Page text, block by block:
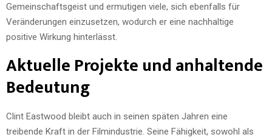
Gemeinschaftsgeist und ermutigen viele, sich ebenfalls für
Veränderungen einzusetzen, wodurch er eine nachhaltige
positive Wirkung hinterlässt.
Aktuelle Projekte und anhaltende
Bedeutung
Clint Eastwood bleibt auch in seinen späten Jahren eine
treibende Kraft in der Filmindustrie. Seine Fähigkeit, sowohl als